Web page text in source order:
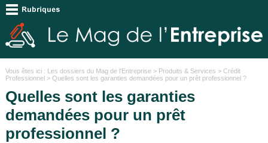
Vous êtes ici : Les dossiers du Mag de l'Entreprise> Produits & Services > Crédit
Professionnel> Quelles sont les garanties demandées pour un prêt professionnel ?
Quelles sont les garanties
demandées pour un prêt
professionnel ?